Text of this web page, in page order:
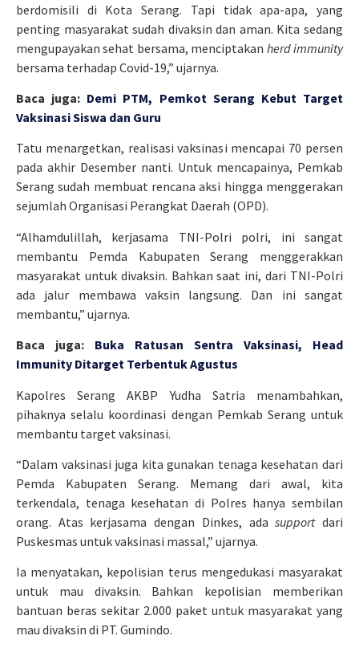
berdomisili di Kota Serang. Tapi tidak apa-apa, yang
penting masyarakat sudah divaksin dan aman. Kita sedang
mengupayakan sehat bersama, menciptakan herd immunity
bersama terhadap Covid-19,” ujarnya.
Baca juga: Demi PTM, Pemkot Serang Kebut Target
Vaksinasi Siswa dan Guru
Tatu menargetkan, realisasi vaksinasi mencapai 70 persen
pada akhir Desember nanti. Untuk mencapainya, Pemkab
Serang sudah membuat rencana aksi hingga menggerakan
sejumlah Organisasi Perangkat Daerah (OPD).
“Alhamdulillah, kerjasama TNI-Polri polri, ini sangat
membantu Pemda Kabupaten Serang menggerakkan
masyarakat untuk divaksin. Bahkan saat ini, dari TNI-Polri
ada jalur membawa vaksin langsung. Dan ini sangat
membantu,” ujarnya.
Baca juga: Buka Ratusan Sentra Vaksinasi, Head
Immunity Ditarget Terbentuk Agustus
Kapolres Serang AKBP Yudha Satria menambahkan,
pihaknya selalu koordinasi dengan Pemkab Serang untuk
membantu target vaksinasi.
“Dalam vaksinasi juga kita gunakan tenaga kesehatan dari
Pemda Kabupaten Serang. Memang dari awal, kita
terkendala, tenaga kesehatan di Polres hanya sembilan
orang. Atas kerjasama dengan Dinkes, adasupportdari
Puskesmas untuk vaksinasi massal,” ujarnya.
Ia menyatakan, kepolisian terus mengedukasi masyarakat
untuk mau divaksin. Bahkan kepolisian memberikan
bantuan beras sekitar 2.000 paket untuk masyarakat yang
mau divaksin di PT. Gumindo.